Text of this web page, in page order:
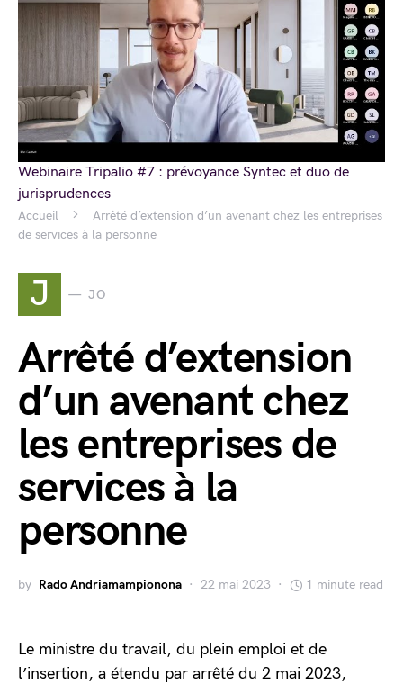
Accueil
Arrêté d’extension d’un avenant chez les entreprises
de services à la personne
J JO
Arrêté d’extension
d’un avenant chez
les entreprises de
services à la
personne
by Rado Andriamampionona 22 mai 2023 1 minute read
Le ministre du travail, du plein emploi et de
l’insertion, a étendu par arrêté du 2 mai 2023,
Webinaire Tripalio #7 : prévoyance Syntec et duo de
jurisprudences